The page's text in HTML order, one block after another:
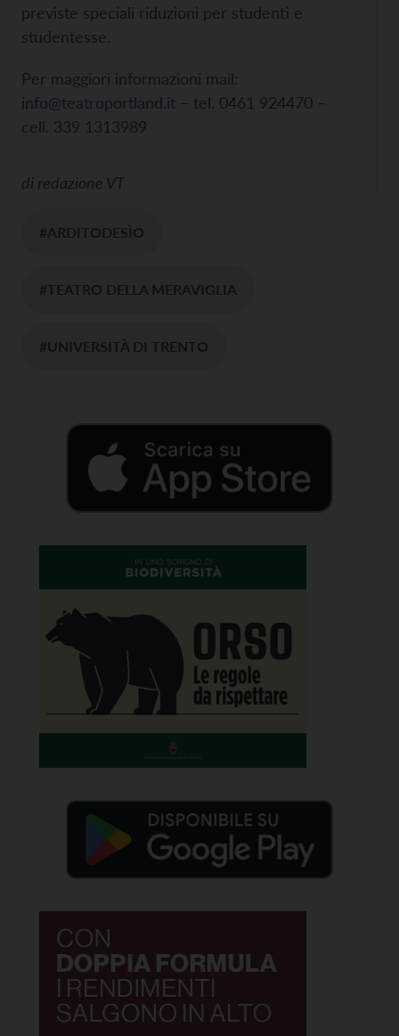
previste speciali riduzioni per studenti e
studentesse.
Per maggiori informazioni mail:
info@teatroportland.it – tel. 0461 924470 –
cell. 339 1313989
di redazione VT
#ARDITODESÌO
#TEATRO DELLA MERAVIGLIA
#UNIVERSITÀ DI TRENTO